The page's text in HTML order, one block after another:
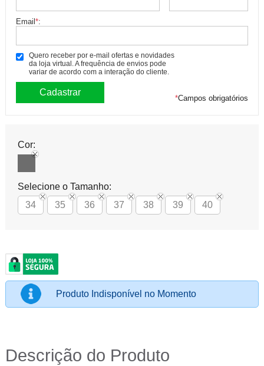
Email*:
Quero receber por e-mail ofertas e novidades
da loja virtual. A frequência de envios pode
variar de acordo com a interação do cliente.
*Campos obrigatórios
Cor:
Selecione o Tamanho:
34
35 36 37 38 39 40
Produto Indisponível no Momento
Descrição do Produto